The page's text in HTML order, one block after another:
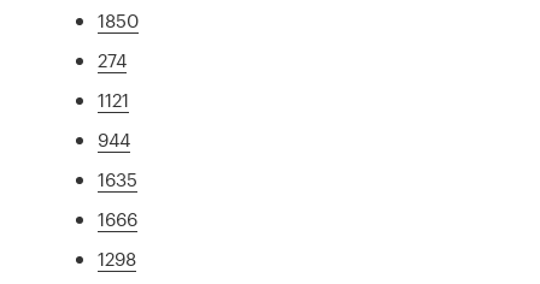
1850
274
1121
944
1635
1666
1298